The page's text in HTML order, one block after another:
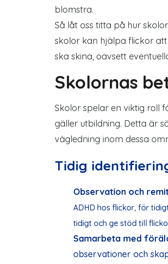
blomstra.
Så låt oss titta på hur
skolor kan hjälpa flickor
ska skina, oavsett
Skolornas
Skolor spelar en viktig roll
gäller utbildning. Detta är
vägledning inom dessa
Tidig
Observation och
ADHD hos flickor, för
tidigt och ge stöd till
Samarbeta med
observationer och